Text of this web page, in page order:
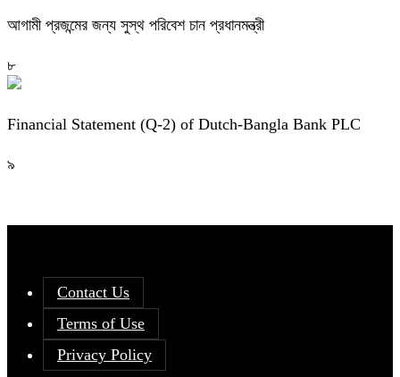
আগামী প্রজন্মের জন্য সুস্থ পরিবেশ চান প্রধানমন্ত্রী
৮
Financial Statement (Q-2) of Dutch-Bangla Bank PLC
৯
Contact Us
Terms of Use
Privacy Policy